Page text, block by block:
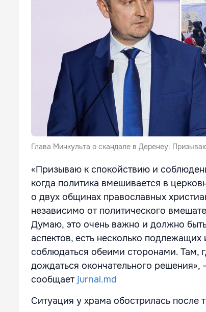
Глава Минкульта о скандале в Деренеу:
«Призываю к спокойствию и
когда политика вмешивается в
о двух общинах православных
независимо от политического
Думаю, это очень важно и должно
аспектов, есть несколько
соблюдаться обеими сторонами. Там,
дождаться окончательного
сообщаетjurnal.md
Ситуация у храма обострилась после